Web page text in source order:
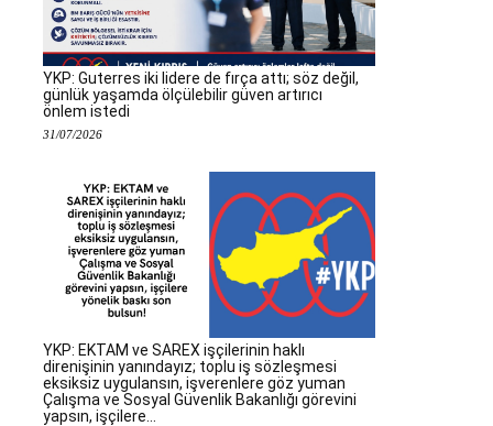
YKP: Guterres iki lidere de fırça attı; söz değil,
günlük yaşamda ölçülebilir güven artırıcı
önlem istedi
31/07/2026
YKP: EKTAM ve SAREX işçilerinin haklı
direnişinin yanındayız; toplu iş sözleşmesi
eksiksiz uygulansın, işverenlere göz yuman
Çalışma ve Sosyal Güvenlik Bakanlığı görevini
yapsın, işçilere...